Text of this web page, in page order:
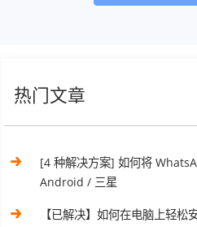
热门文章
[4 种解决方案] 如何将
Android / 三星
【已解决】如何在电脑上轻松